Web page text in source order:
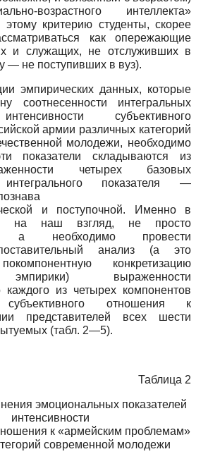
возрастного интеллекта»
критерию студенты, скорее
как опережающие
и служащих, не отслуживших в
— не поступивших в вуз).
эмпирических данных, которые
соотнесенности интегральных
субъективного
армии различных категорий
молодежи, необходимо
показатели складываются из
четырех базовых
показателя —
и поступочной. Именно в
на наш взгляд, не просто
а необходимо провести
анализ (а это
конкретизацию
выраженности
каждого из четырех компонентов
субъективного отношения к
представителей всех шести
(табл. 2—5).
Таблица 2
эмоциональных показателей
интенсивности
к «армейским проблемам»
современной молодежи